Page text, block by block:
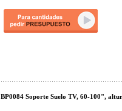
BP0084 Soporte Suelo TV, 60-100",